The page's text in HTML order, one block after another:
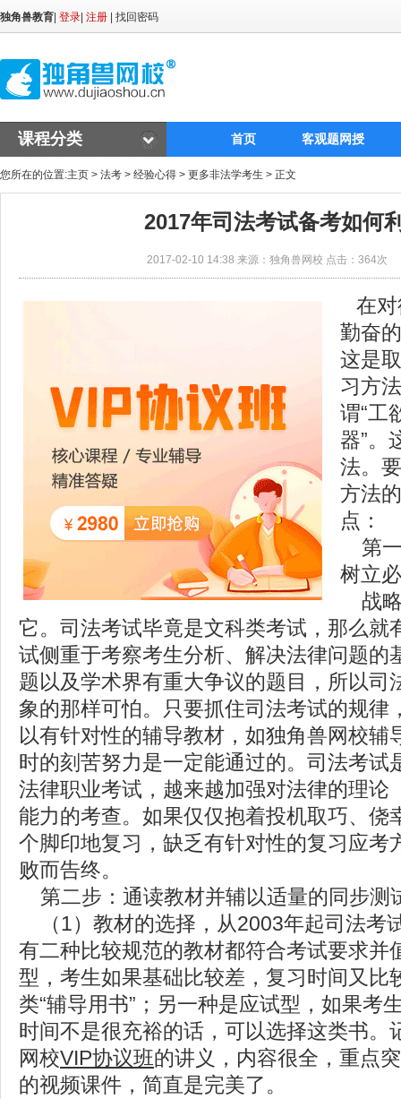
独角兽教育 登录 注册 找回密码
首页 客观题网授
课程分类
您所在的位置:主页 > 法考 > 经验心得 > 更多非法学考生 > 正文
2017年司法考试备考如何
2017-02-10 14:38 来源：独角兽网校 点击： 364次
在对
勤奋
这是
习方
谓“工
器”。
法。
方法
点：
第一
树立
战略
它。司法考试毕竟是文科类考试，那么就
试侧重于考察考生分析、解决法律问题的
题以及学术界有重大争议的题目，所以司
象的那样可怕。只要抓住司法考试的规律
以有针对性的辅导教材，如独角兽网校辅
时的刻苦努力是一定能通过的。司法考试
法律职业考试，越来越加强对法律的理论
能力的考查。如果仅仅抱着投机取巧、侥
个脚印地复习，缺乏有针对性的复习应考
败而告终。
第二步：通读教材并辅以适量的同步测
（1）教材的选择，从2003年起司法考
有二种比较规范的教材都符合考试要求并
型，考生如果基础比较差，复习时间又比
类“辅导用书”；另一种是应试型，如果考
时间不是很充裕的话，可以选择这类书。
网校VIP协议班的讲义，内容很全，重点
的视频课件，简直是完美了。